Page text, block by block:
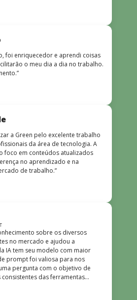
do instrutor Peterson, que
do assunto e soube explicar
Recomendo o curso para todos
seus conhecimentos em
foi enriquecedor e aprendi coisas
o meu dia a dia no trabalho.
a Green pelo excelente trabalho
da área de tecnologia. A
foco em conteúdos atualizados
no aprendizado e na
de trabalho.”
sobre os diversos
no mercado e ajudou a
IA tem seu modelo com maior
prompt foi valiosa para nos
pergunta com o objetivo de
das ferramentas
também é muito bom, além de
uma didática que incentiva o